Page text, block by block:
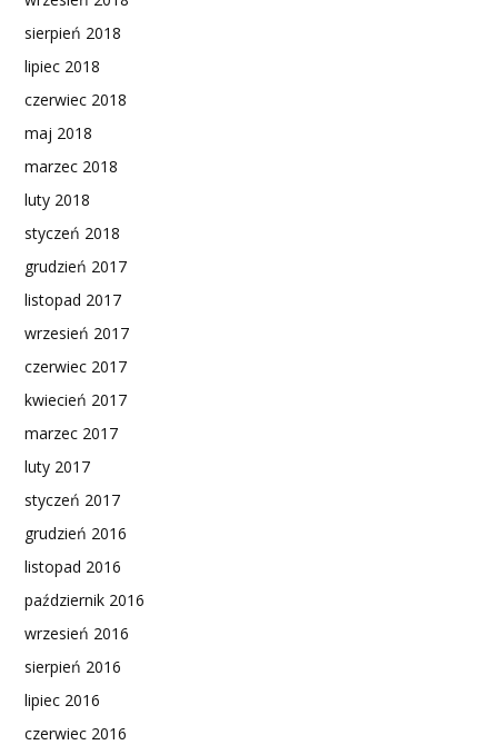
sierpień 2018
lipiec 2018
czerwiec 2018
maj 2018
marzec 2018
luty 2018
styczeń 2018
grudzień 2017
listopad 2017
wrzesień 2017
czerwiec 2017
kwiecień 2017
marzec 2017
luty 2017
styczeń 2017
grudzień 2016
listopad 2016
październik 2016
wrzesień 2016
sierpień 2016
lipiec 2016
czerwiec 2016